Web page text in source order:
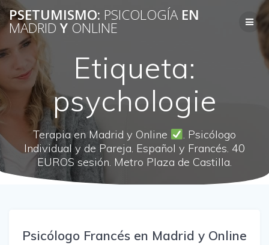
al
PSETUMISMO: PSICOLOGÍAEN
MADRID Y ONLINE
Etiqueta:
psychologie
Terapia en Madrid y Online
. Psicólogo
Individual y de Pareja. Español y Francés. 40
EUROS sesión. Metro Plaza de Castilla.
Psicólogo Francés en Madrid y Online